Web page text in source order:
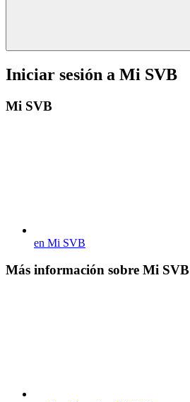
Iniciar sesión a Mi SVB
Mi SVB
en Mi SVB
Más información sobre Mi SVB